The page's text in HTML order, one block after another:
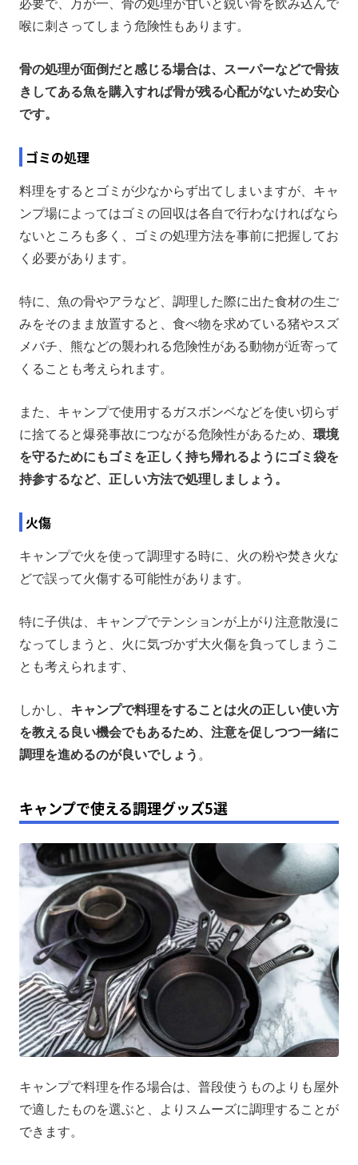
必要で、万が一、骨の処理が甘いと鋭い骨を飲み込んで
喉に刺さってしまう危険性もあります。
骨の処理が面倒だと感じる場合は、スーパーなどで骨抜
きしてある魚を購入すれば骨が残る心配がないため安心
です。
ゴミの処理
料理をするとゴミが少なからず出てしまいますが、キャ
ンプ場によってはゴミの回収は各自で行わなければなら
ないところも多く、ゴミの処理方法を事前に把握してお
く必要があります。
特に、魚の骨やアラなど、調理した際に出た食材の生ご
みをそのまま放置すると、食べ物を求めている猪やスズ
メバチ、熊などの襲われる危険性がある動物が近寄って
くることも考えられます。
また、キャンプで使用するガスボンベなどを使い切らず
に捨てると爆発事故につながる危険性があるため、 環境
を守るためにもゴミを正しく持ち帰れるようにゴミ袋を
持参するなど、正しい方法で処理しましょう。
火傷
キャンプで火を使って調理する時に、火の粉や焚き火な
どで誤って火傷する可能性があります。
特に子供は、キャンプでテンションが上がり注意散漫に
なってしまうと、火に気づかず大火傷を負ってしまうこ
とも考えられます、
しかし、 キャンプで料理をすることは火の正しい使い方
を教える良い機会でもあるため、注意を促しつつ一緒に
調理を進めるのが良いでしょう 。
キャンプで使える調理グッズ5選
キャンプで料理を作る場合は、普段使うものよりも屋外
で適したものを選ぶと、よりスムーズに調理することが
できます。